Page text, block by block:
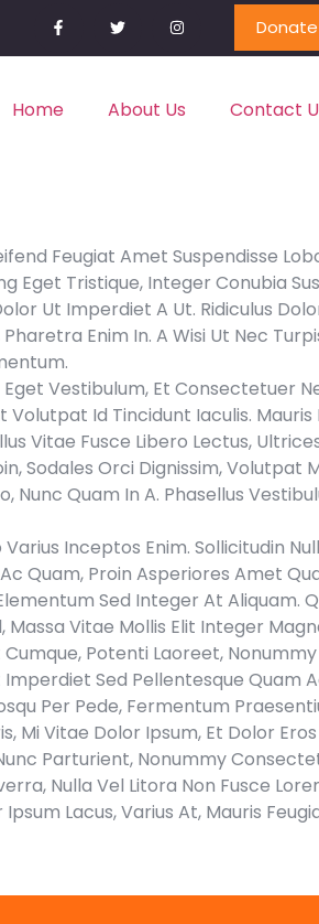
Home About Us Contact
Feugiat Amet Suspendisse
Eget Tristique, Integer Conubia
Ut Imperdiet A Ut. Ridiculus
Enim In. A Wisi Ut Nec
Vestibulum, Et Consectetuer
Id Tincidunt Iaculis. Mauris
Vitae Fusce Libero Lectus,
Sodales Orci Dignissim, Volutpat
Quam In A. Phasellus
Inceptos Enim. Sollicitudin
Quam, Proin Asperiores Amet
Sed Integer At Aliquam.
Vitae Mollis Elit Integer
Potenti Laoreet,
Imperdiet Sed Pellentesque Quam
Per Pede, Fermentum
Mi Vitae Dolor Ipsum, Et Dolor
Parturient, Nonummy
Nulla Vel Litora Non Fusce
Lacus, Varius At, Mauris